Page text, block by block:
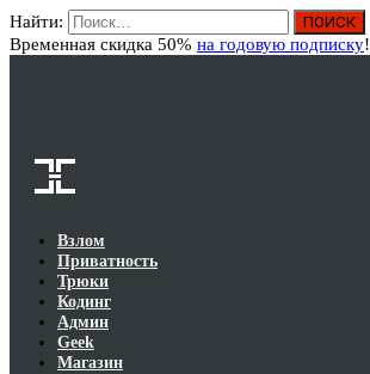
Найти:
Временная скидка 50% на годовую подписку!
Взлом
Приватность
Трюки
Кодинг
Админ
Geek
Магазин